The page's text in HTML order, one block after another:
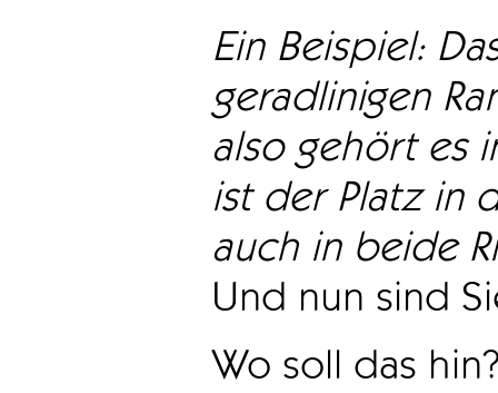
Ein Beispiel:
geradlinigen
also gehört es
ist der Platz in
auch in beide
Und nun sind
Wo soll das